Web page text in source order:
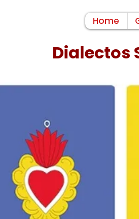
Home
Dialectos